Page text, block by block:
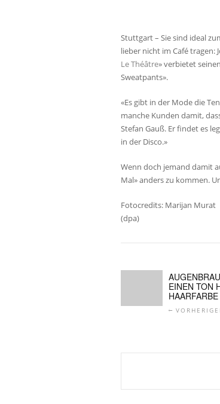
Stuttgart – Sie sind ideal
lieber nicht im Café tragen:
Le Théâtre» verbietet
Sweatpants».
«Es gibt in der Mode die
manche Kunden damit,
Stefan Gauß. Er findet es
in der Disco.»
Wenn doch jemand damit
Mal» anders zu kommen.
Fotocredits: Marijan Murat
(dpa)
EINEN TON